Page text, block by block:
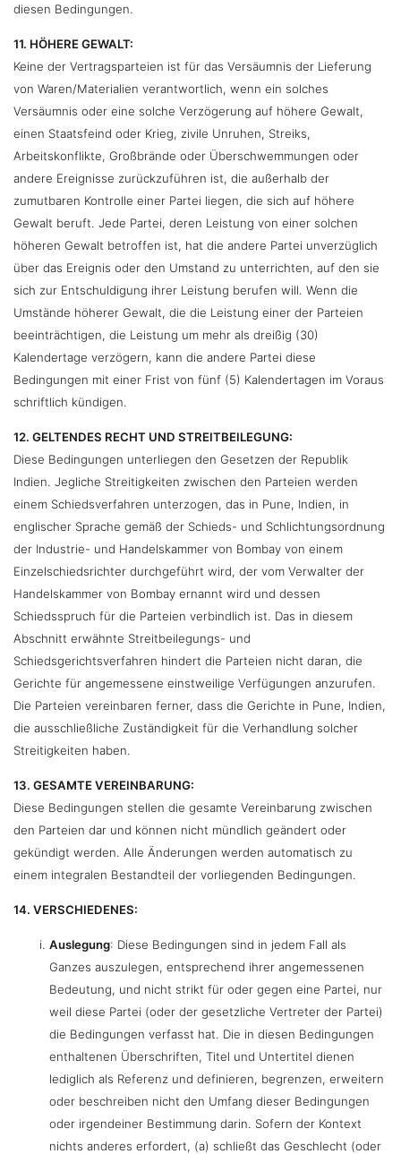
diesen Bedingungen.
11. HÖHERE GEWALT:
Keine der Vertragsparteien ist für das Versäumnis der Lieferung
von Waren/Materialien verantwortlich, wenn ein solches
Versäumnis oder eine solche Verzögerung auf höhere Gewalt,
einen Staatsfeind oder Krieg, zivile Unruhen, Streiks,
Arbeitskonflikte, Großbrände oder Überschwemmungen oder
andere Ereignisse zurückzuführen ist, die außerhalb der
zumutbaren Kontrolle einer Partei liegen, die sich auf höhere
Gewalt beruft. Jede Partei, deren Leistung von einer solchen
höheren Gewalt betroffen ist, hat die andere Partei unverzüglich
über das Ereignis oder den Umstand zu unterrichten, auf den sie
sich zur Entschuldigung ihrer Leistung berufen will. Wenn die
Umstände höherer Gewalt, die die Leistung einer der Parteien
beeinträchtigen, die Leistung um mehr als dreißig (30)
Kalendertage verzögern, kann die andere Partei diese
Bedingungen mit einer Frist von fünf (5) Kalendertagen im Voraus
schriftlich kündigen.
12. GELTENDES RECHT UND STREITBEILEGUNG:
Diese Bedingungen unterliegen den Gesetzen der Republik
Indien. Jegliche Streitigkeiten zwischen den Parteien werden
einem Schiedsverfahren unterzogen, das in Pune, Indien, in
englischer Sprache gemäß der Schieds- und Schlichtungsordnung
der Industrie- und Handelskammer von Bombay von einem
Einzelschiedsrichter durchgeführt wird, der vom Verwalter der
Handelskammer von Bombay ernannt wird und dessen
Schiedsspruch für die Parteien verbindlich ist. Das in diesem
Abschnitt erwähnte Streitbeilegungs- und
Schiedsgerichtsverfahren hindert die Parteien nicht daran, die
Gerichte für angemessene einstweilige Verfügungen anzurufen.
Die Parteien vereinbaren ferner, dass die Gerichte in Pune, Indien,
die ausschließliche Zuständigkeit für die Verhandlung solcher
Streitigkeiten haben.
13. GESAMTE VEREINBARUNG:
Diese Bedingungen stellen die gesamte Vereinbarung zwischen
den Parteien dar und können nicht mündlich geändert oder
gekündigt werden. Alle Änderungen werden automatisch zu
einem integralen Bestandteil der vorliegenden Bedingungen.
14. VERSCHIEDENES:
Auslegung: Diese Bedingungen sind in jedem Fall als
Ganzes auszulegen, entsprechend ihrer angemessenen
Bedeutung, und nicht strikt für oder gegen eine Partei, nur
weil diese Partei (oder der gesetzliche Vertreter der Partei)
die Bedingungen verfasst hat. Die in diesen Bedingungen
enthaltenen Überschriften, Titel und Untertitel dienen
lediglich als Referenz und definieren, begrenzen, erweitern
oder beschreiben nicht den Umfang dieser Bedingungen
oder irgendeiner Bestimmung darin. Sofern der Kontext
nichts anderes erfordert, (a) schließt das Geschlecht (oder